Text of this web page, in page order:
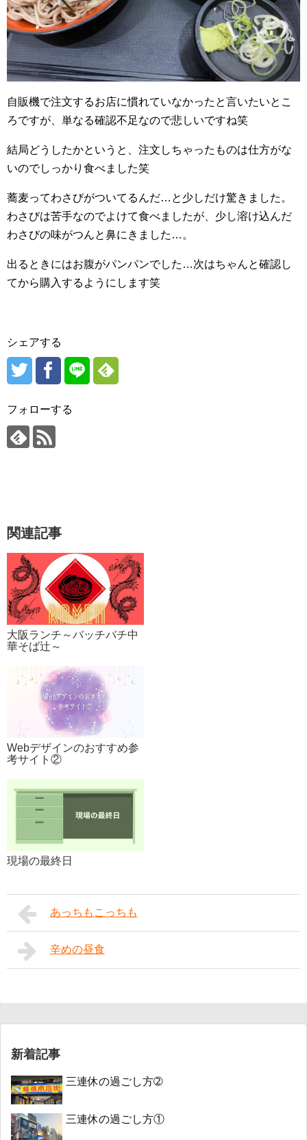
自販機で注文するお店に慣れていなかったと言いたいとこ
ろですが、単なる確認不足なので悲しいですね笑
結局どうしたかというと、注文しちゃったものは仕方がな
いのでしっかり食べました笑
蕎麦ってわさびがついてるんだ…と少しだけ驚きました。
わさびは苦手なのでよけて食べましたが、少し溶け込んだ
わさびの味がつんと鼻にきました…。
出るときにはお腹がパンパンでした…次はちゃんと確認し
てから購入するようにします笑
シェアする
フォローする
関連記事
大阪ランチ～バッチバチ中
華そば辻～
Webデザインのおすすめ参
考サイト②
現場の最終日
あっちもこっちも
辛めの昼食
新着記事
三連休の過ごし方➁
三連休の過ごし方①